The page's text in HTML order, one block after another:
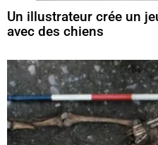
Un illustrateur crée un
avec des chiens